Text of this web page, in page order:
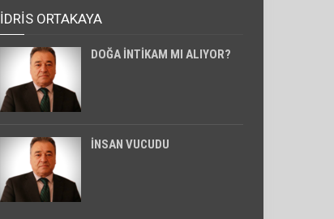
İDRİS ORTAKAYA
DOĞA İNTİKAM MI ALIYOR?
İNSAN VUCUDU